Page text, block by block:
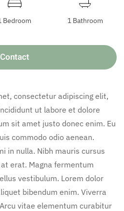
Bedroom 1 Bathroom
Contact
consectetur adipiscing elit,
ut labore et dolore
sit amet justo donec enim. Eu
commodo odio aenean.
in nulla. Nibh mauris cursus
erat. Magna fermentum
vestibulum. Lorem dolor
bibendum enim. Viverra
vitae elementum curabitur